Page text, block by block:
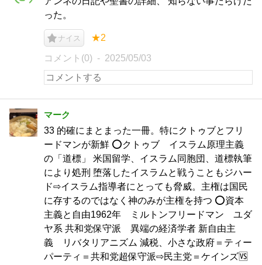
った。
ナイス ★2
コメント(0) 2025/05/03
マーク
33 的確にまとまった一冊。特にクトゥブとフリ
ードマンが新鮮 ⭕️クトゥブ イスラム原理主義
の「道標」 米国留学、イスラム同胞団、道標執筆
により処刑 堕落したイスラムと戦うこともジハー
ド⇨イスラム指導者にとっても脅威。主権は国民
に存するのではなく神のみが主権を持つ ⭕️資本
主義と自由1962年 ミルトンフリードマン ユダ
ヤ系 共和党保守派 異端の経済学者 新自由主
義 リバタリアニズム 減税、小さな政府＝ティー
パーティ＝共和党超保守派⇨民主党＝ケインズ🆚